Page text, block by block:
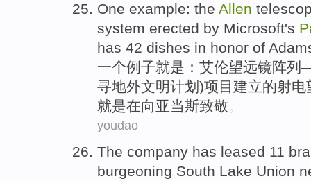
One example: the Allen
system erected by Microsoft's
has 42 dishes in honor of
一个例子就是： 艾伦望远镜阵列
寻地外文明计划)项目建立的射电
就是在向亚当斯致敬。
youdao
The company has leased 11
burgeoning South Lake Union